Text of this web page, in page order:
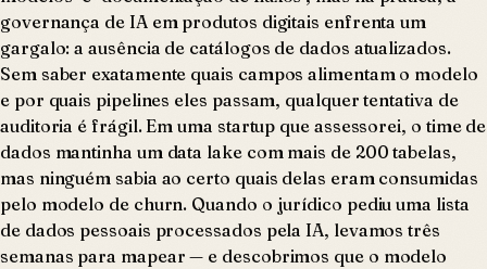
governança de IA em produtos digitais enfrenta um
gargalo: a ausência de catálogos de dados atualizados.
Sem saber exatamente quais campos alimentam o modelo
e por quais pipelines eles passam, qualquer tentativa de
auditoria é frágil. Em uma startup que assessorei, o time de
dados mantinha um data lake com mais de 200 tabelas,
mas ninguém sabia ao certo quais delas eram consumidas
pelo modelo de churn. Quando o jurídico pediu uma lista
de dados pessoais processados pela IA, levamos três
semanas para mapear — e descobrimos que o modelo